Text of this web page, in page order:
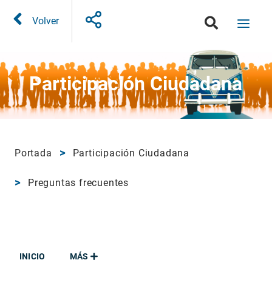
Participación Ciudadana
Volver
Portada Participación Ciudadana
Preguntas frecuentes
MÁS
INICIO